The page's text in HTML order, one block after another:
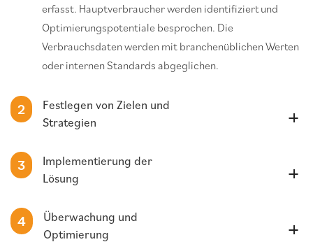
erfasst. Hauptverbraucher werden identifiziert und
Optimierungspotentiale besprochen. Die
Verbrauchsdaten werden mit branchenüblichen Werten
oder internen Standards abgeglichen.
2
Festlegen von Zielen und
Strategien
3
Implementierung der
Lösung
4
Überwachung und
Optimierung